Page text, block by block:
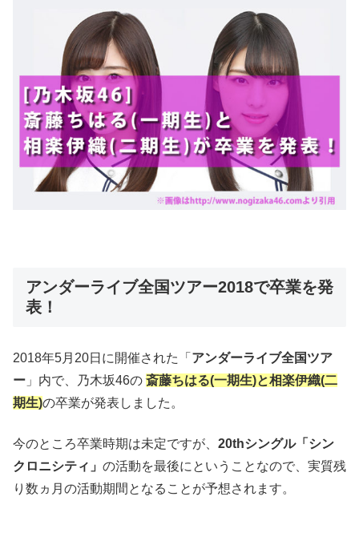
アンダーライブ全国ツアー2018で卒業を発
表！
2018年5月20日に開催された「 アンダーライブ全国ツア
ー 」内で、乃木坂46の斎藤ちはる(一期生)と相楽伊織(二
期生)の卒業が発表しました。
今のところ卒業時期は未定ですが、 20thシングル「シン
クロニシティ」 の活動を最後にということなので、実質残
り数ヵ月の活動期間となることが予想されます。